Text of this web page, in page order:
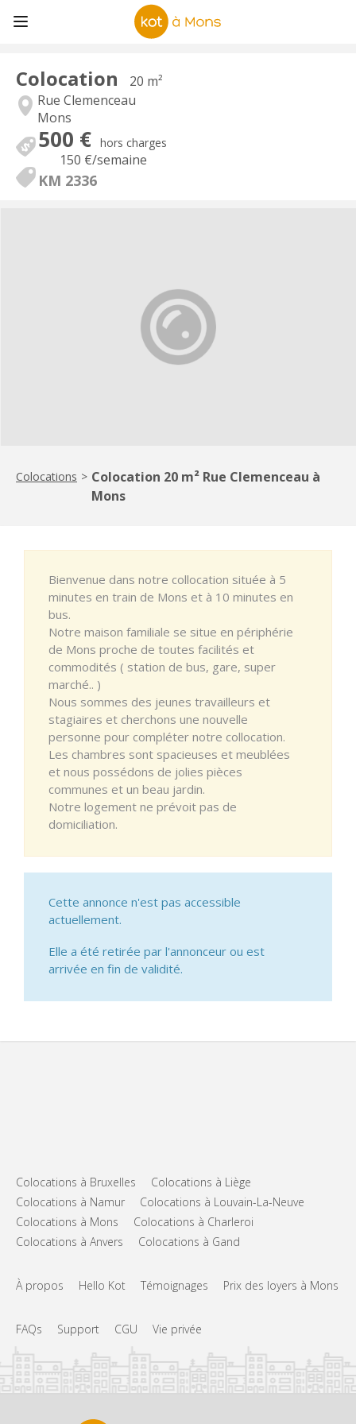
Colocation
20 m²
Rue Clemenceau
Mons
500 € hors charges
150 €/semaine
KM 2336
Colocations > Colocation 20 m² Rue Clemenceau à
Mons
Bienvenue dans notre collocation située à 5
minutes en train de Mons et à 10 minutes en
bus.
Notre maison familiale se situe en périphérie
de Mons proche de toutes facilités et
commodités ( station de bus, gare, super
marché.. )
Nous sommes des jeunes travailleurs et
stagiaires et cherchons une nouvelle
personne pour compléter notre collocation.
Les chambres sont spacieuses et meublées
et nous possédons de jolies pièces
communes et un beau jardin.
Notre logement ne prévoit pas de
domiciliation.
Cette annonce n'est pas accessible
actuellement.
Elle a été retirée par l'annonceur ou est
arrivée en fin de validité.
Colocations à Bruxelles
Colocations à Liège
Colocations à Namur
Colocations à Louvain-La-Neuve
Colocations à Mons
Colocations à Charleroi
Colocations à Anvers
Colocations à Gand
À propos Hello Kot Témoignages Prix des loyers à Mons
FAQs Support CGU Vie privée